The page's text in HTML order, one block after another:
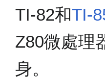
TI-82和TI-
Z80微處理
身。